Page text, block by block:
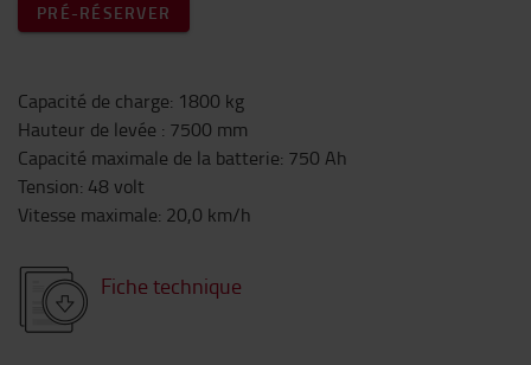
PRÉ-RÉSERVER
Capacité de charge: 1800 kg
Hauteur de levée : 7500 mm
Capacité maximale de la batterie: 750 Ah
Tension: 48 volt
Vitesse maximale: 20,0 km/h
Fiche technique